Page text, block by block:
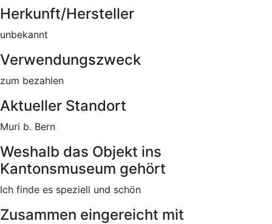
Herkunft/Hersteller
unbekannt
Verwendungszweck
zum bezahlen
Aktueller Standort
Muri b. Bern
Weshalb das Objekt ins
Kantonsmuseum gehört
Ich finde es speziell und schön
Zusammen eingereicht mit